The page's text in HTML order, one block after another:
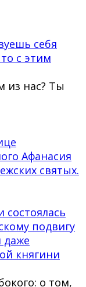
себя
с этим
из нас? Ты
Афанасия
святых.
подвигу
даже
княгини
о том,